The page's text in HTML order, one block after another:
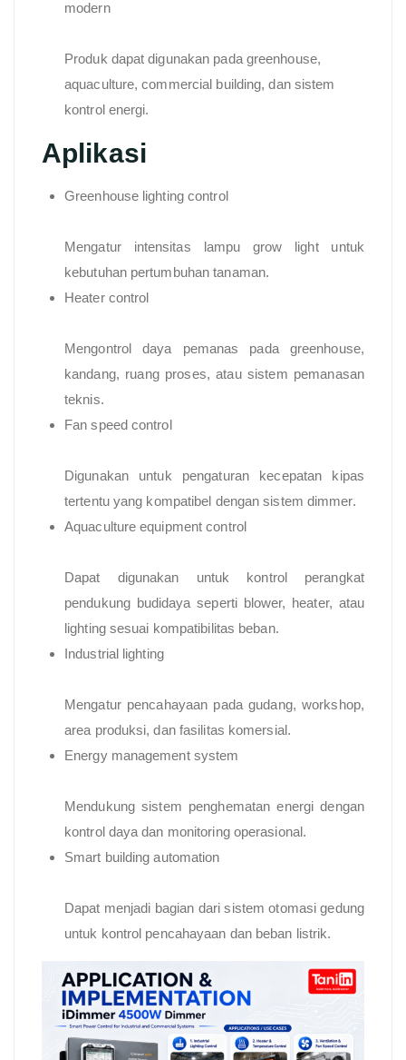
modern
Produk dapat digunakan pada greenhouse,
aquaculture, commercial building, dan sistem
kontrol energi.
Aplikasi
Greenhouse lighting control
Mengatur intensitas lampu grow light untuk
kebutuhan pertumbuhan tanaman.
Heater control
Mengontrol daya pemanas pada greenhouse,
kandang, ruang proses, atau sistem pemanasan
teknis.
Fan speed control
Digunakan untuk pengaturan kecepatan kipas
tertentu yang kompatibel dengan sistem dimmer.
Aquaculture equipment control
Dapat digunakan untuk kontrol perangkat
pendukung budidaya seperti blower, heater, atau
lighting sesuai kompatibilitas beban.
Industrial lighting
Mengatur pencahayaan pada gudang, workshop,
area produksi, dan fasilitas komersial.
Energy management system
Mendukung sistem penghematan energi dengan
kontrol daya dan monitoring operasional.
Smart building automation
Dapat menjadi bagian dari sistem otomasi gedung
untuk kontrol pencahayaan dan beban listrik.